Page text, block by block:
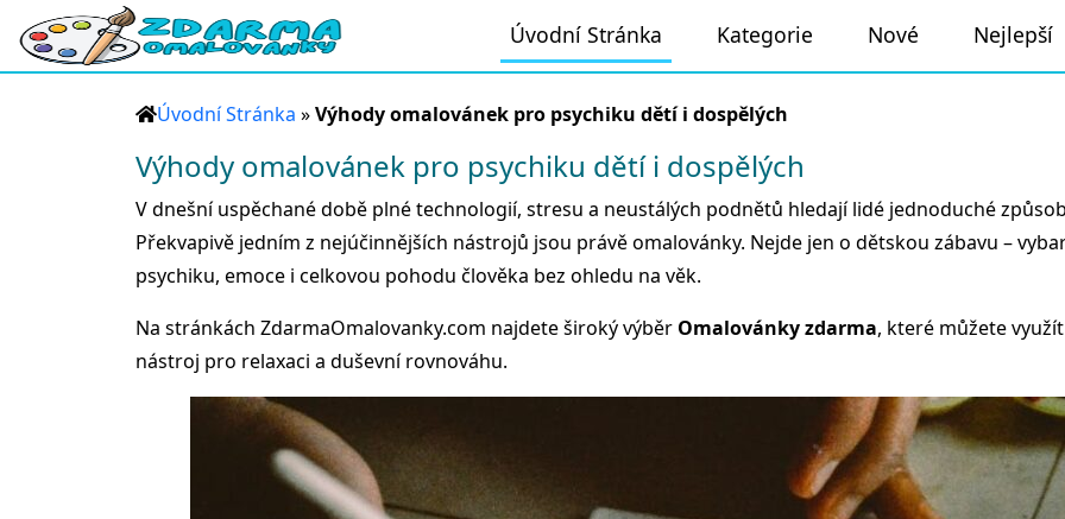
Úvodní Stránka Kategorie Nové Nejlepší
Úvodní Stránka »Výhody omalovánek pro psychiku dětí i dospělých
Výhody omalovánek pro psychiku dětí i dospělých
V dnešní uspěchané době plné technologií, stresu a neustálých podnětů hledají lidé jednoduché
Překvapivě jedním z nejúčinnějších nástrojů jsou právě omalovánky. Nejde jen o dětskou zábavu –
psychiku, emoce i celkovou pohodu člověka bez ohledu na věk.
Na stránkách ZdarmaOmalovanky.com najdete široký výběr Omalovánky zdarma, které můžete
nástroj pro relaxaci a duševní rovnováhu.